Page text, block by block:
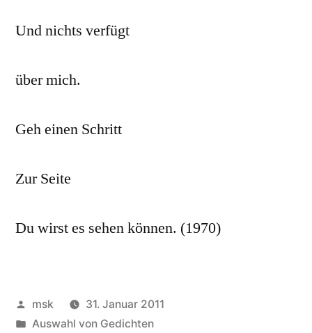
Und nichts verfügt
über mich.
Geh einen Schritt
Zur Seite
Du wirst es sehen können. (1970)
Veröffentlicht
von
msk
31. Januar 2011
Veröffentlicht
Auswahl von Gedichten